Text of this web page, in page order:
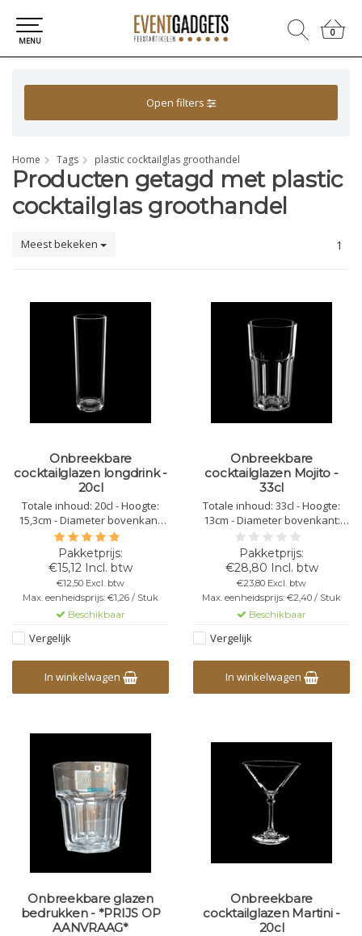
0
0
MENU
Open filters
Home Tags plastic cocktailglas groothandel
Producten getagd met plastic
cocktailglas groothandel
Meest bekeken 1
Onbreekbare
cocktailglazen longdrink -
20cl
Totale inhoud: 20cl - Hoogte:
15,3cm - Diameter bovenkant:
5,2cm - Diameter onderkant:
5,2cm - Kleur: transparant-
Kunststof Polycarbonaat - Niet
Stapelbaar - Herbruikbaar -
Vaatwasbestendig -
Bedrukbaar - Onbreekbaar
€15,12 Incl. btw
€12,50 Excl. btw
Max. eenheidsprijs: €1,26 / Stuk
Beschikbaar
Vergelijk
In winkelwagen
Onbreekbare
cocktailglazen Mojito -
33cl
Totale inhoud: 33cl - Hoogte:
13cm - Diameter bovenkant:
7,2cm - Diameter onderkant:
6cm - Kleur: transparant -
Kunststof Polycarbonaat - Niet
Stapelbaar - Herbruikbaar -
Vaatwasbestendig -
Bedrukbaar - Onbreekbaar
€28,80 Incl. btw
€23,80 Excl. btw
Max. eenheidsprijs: €2,40 / Stuk
Beschikbaar
Vergelijk
In winkelwagen
Onbreekbare glazen
bedrukken - *PRIJS OP
AANVRAAG*
Onbreekbare
cocktailglazen Martini -
20cl